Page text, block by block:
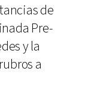
de
Pre-
y la
a